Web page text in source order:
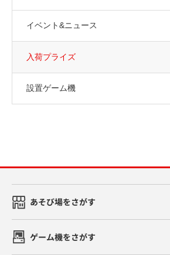
イベント&ニュース
入荷プライズ
設置ゲーム機
あそび場をさがす
ゲーム機をさがす